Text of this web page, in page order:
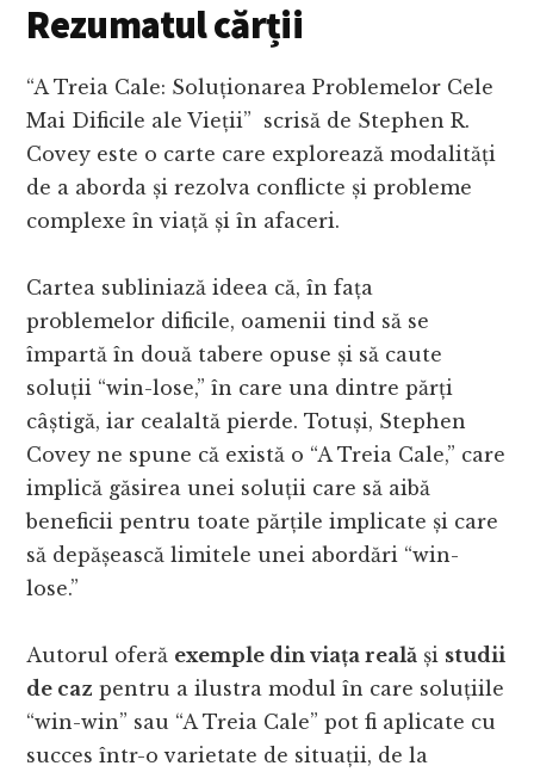
Rezumatul cărții
“A Treia Cale: Soluționarea Problemelor Cele
Mai Dificile ale Vieții” scrisă de Stephen R.
Covey este o carte care explorează modalități
de a aborda și rezolva conflicte și probleme
complexe în viață și în afaceri.
Cartea subliniază ideea că, în fața
problemelor dificile, oamenii tind să se
împartă în două tabere opuse și să caute
soluții “win-lose,” în care una dintre părți
câștigă, iar cealaltă pierde. Totuși, Stephen
Covey ne spune că există o “A Treia Cale,” care
implică găsirea unei soluții care să aibă
beneficii pentru toate părțile implicate și care
să depășească limitele unei abordări “win-
lose.”
Autorul oferă exemple din viața reală și studii
de caz pentru a ilustra modul în care soluțiile
“win-win” sau “A Treia Cale” pot fi aplicate cu
succes într-o varietate de situații, de la